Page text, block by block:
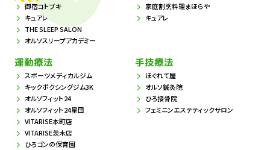
御宿コトブキ
キュアレ
THE SLEEP SALON
オルソスリープアカデミー
家庭割烹料理まほらや
キュアレ
運動療法
スポーツメディカルジム
キックボクシングジム3K
オルソフィット24
オルソフィット24星田
VITARISE本町店
VITARISE茨木店
ひろゴンの保育園
手技療法
ほぐれて屋
オルソ鍼灸院
ひろ接骨院
フェミニンエステティックサロン